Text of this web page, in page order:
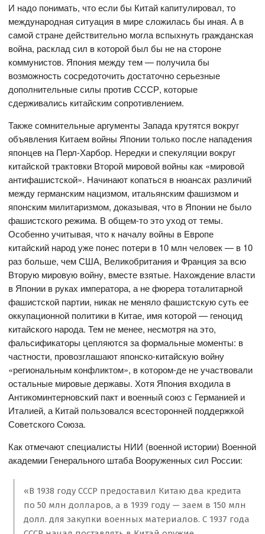
И надо понимать, что если бы Китай капитулировал, то
международная ситуация в мире сложилась бы иная. А в
самой стране действительно могла вспыхнуть гражданская
война, расклад сил в которой был бы не на стороне
коммунистов. Япония между тем — получила бы
возможность сосредоточить достаточно серьезные
дополнительные силы против СССР, которые
сдерживались китайским сопротивлением.
Также сомнительные аргументы Запада крутятся вокруг
объявления Китаем войны Японии только после нападения
японцев на Перл-Харбор. Нередки и спекуляции вокруг
китайской трактовки Второй мировой войны как «мировой
антифашистской». Начинают копаться в нюансах различий
между германским нацизмом, итальянским фашизмом и
японским милитаризмом, доказывая, что в Японии не было
фашистского режима. В общем-то это уход от темы.
Особенно учитывая, что к началу войны в Европе
китайский народ уже понес потери в 10 млн человек — в 10
раз больше, чем США, Великобритания и Франция за всю
Вторую мировую войну, вместе взятые. Нахождение власти
в Японии в руках императора, а не фюрера тоталитарной
фашистской партии, никак не меняло фашистскую суть ее
оккупационной политики в Китае, имя которой — геноцид
китайского народа. Тем не менее, несмотря на это,
фальсификаторы цепляются за формальные моменты: в
частности, провозглашают японско-китайскую войну
«региональным конфликтом», в котором-де не участвовали
остальные мировые державы. Хотя Япония входила в
Антикоминтерновский пакт и военный союз с Германией и
Италией, а Китай пользовался всесторонней поддержкой
Советского Союза.
Как отмечают специалисты НИИ (военной истории) Военной
академии Генерального штаба Вооруженных сил России:
«В 1938 году СССР предоставил Китаю два кредита
по 50 млн долларов, а в 1939 году — заем в 150 млн
долл. для закупки военных материалов. С 1937 года